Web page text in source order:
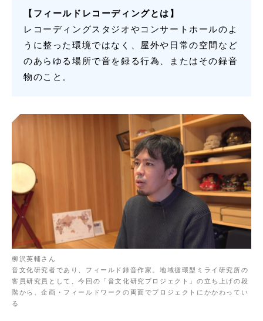
【フィールドレコーディングとは】
レコーディングスタジオやコンサートホールのよ
うに整った環境ではなく、屋外や日常の空間など
のあらゆる場所で音を録る行為、またはその録音
物のこと。
柳沢英輔さん
音文化研究者であり、フィールド録音作家。地域循環型ミライ研究所の
客員研究員として、今回の「音文化研究プロジェクト」の立ち上げの段
階から、企画・フィールドワークの両面でプロジェクトにかかわってい
る